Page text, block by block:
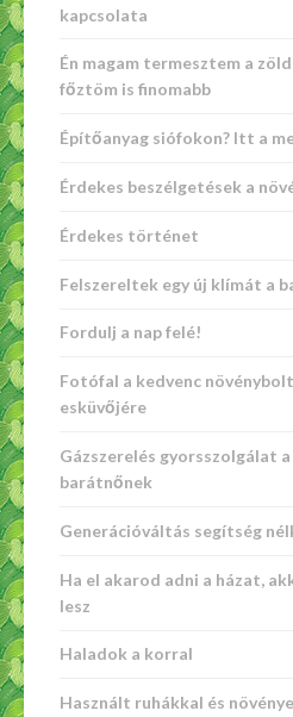
kapcsolata
Én magam termesztem a
főztöm is finomabb
Építőanyag siófokon? Itt a
Érdekes beszélgetések a
Érdekes történet
Felszereltek egy új klímát a
Fordulj a nap felé!
Fotófal a kedvenc
esküvőjére
Gázszerelés gyorsszolgálat
barátnőnek
Generációváltás segítség
Ha el akarod adni a házat,
lesz
Haladok a korral
Használt ruhákkal és